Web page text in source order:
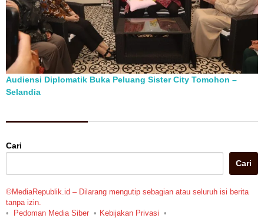
Audiensi Diplomatik Buka Peluang Sister City Tomohon –
Selandia
Cari
Cari
©MediaRepublik.id – Dilarang mengutip sebagian atau seluruh isi berita
tanpa izin.
Pedoman Media Siber
Kebijakan Privasi